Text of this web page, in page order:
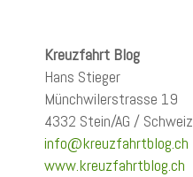
Kreuzfahrt Blog
Hans Stieger
Münchwilerstrasse 19
4332 Stein/AG / Schweiz
info@kreuzfahrtblog.ch
www.kreuzfahrtblog.ch